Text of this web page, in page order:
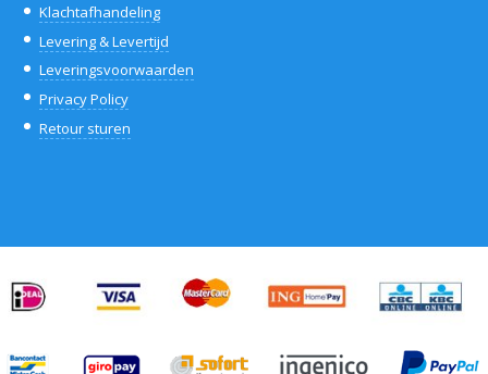
Klachtafhandeling
Levering & Levertijd
Leveringsvoorwaarden
Privacy Policy
Retour sturen